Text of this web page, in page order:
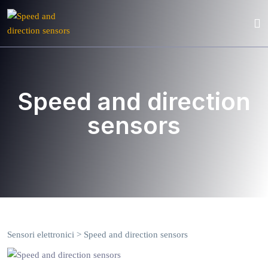
Speed and direction
sensors
Sensori elettronici > Speed and direction sensors